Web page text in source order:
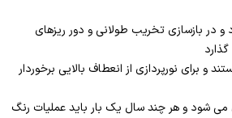
و در بازسازی تخریب طولانی و دور ریزهای
و برای نورپردازی از انعطاف بالایی برخوردار
می شود و هر چند سال یک بار باید عملیات رنگ